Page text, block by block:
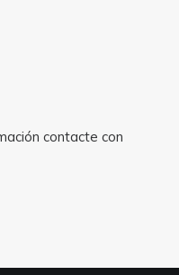
contacte con